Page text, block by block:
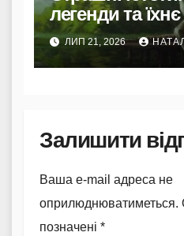
легенди та
культурі
ЛИП 21, 2026
Залишити
Ваша e-mail адреса не
оприлюднюватиметься.
позначені *